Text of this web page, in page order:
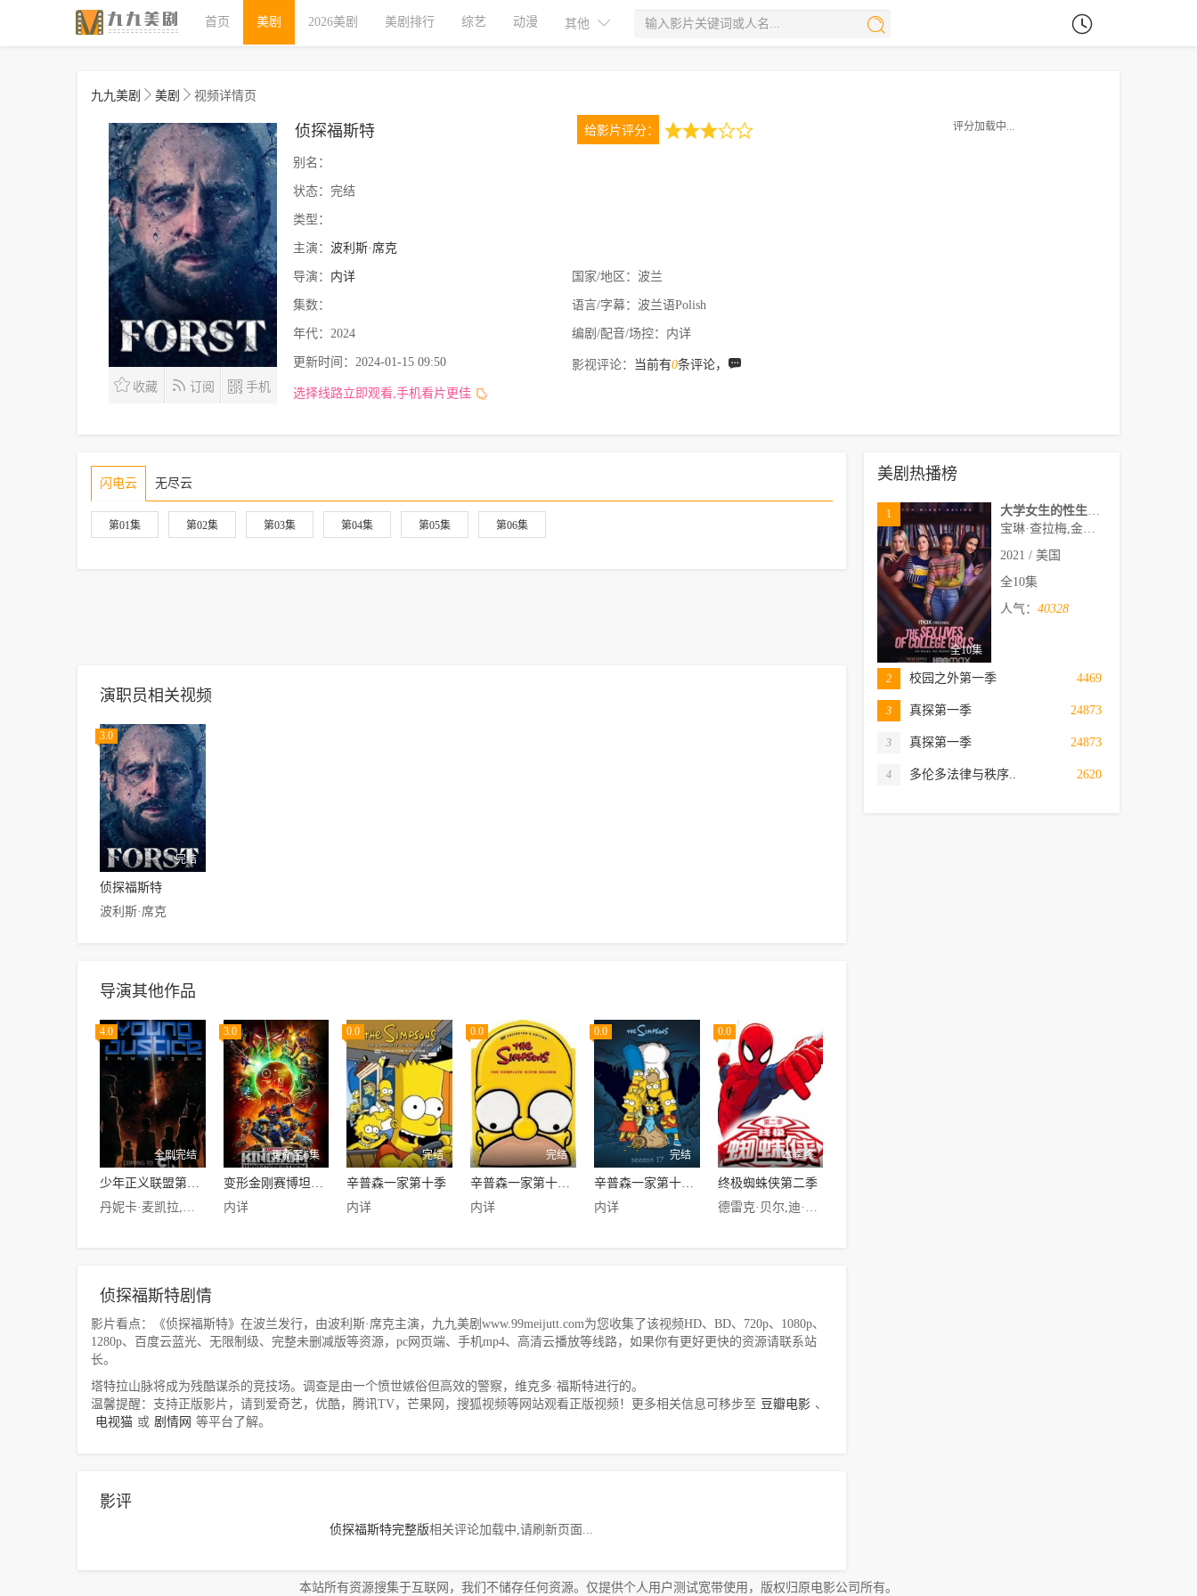
首页 美剧 2026美剧 美剧排行 综艺 动漫 其他
九九美剧 美剧 视频详情页
收藏 订阅 手机
给影片评分：
侦探福斯特
别名：
状态： 完结
类型：
主演： 波利斯·席克
导演： 内详 国家/地区： 波兰
集数： 语言/字幕： 波兰语Polish
年代： 2024 编剧/配音/场控： 内详
更新时间： 2024-01-15 09:50 影视评论： 当前有0条评论，
选择线路立即观看,手机看片更佳
评分加载中...
闪电云 无尽云
第01集 第02集 第03集 第04集 第05集 第06集
演职员相关视频
3.0
完结
侦探福斯特
波利斯·席克
导演其他作品
4.0
全剧完结
少年正义联盟第二季
丹妮卡·麦凯拉,诺兰·诺斯,Jason·Spisak,Cameron·Bowen,莱西·沙伯特,蒂姆·克里,布鲁斯·格林伍德,Logan·Grove
3.0
更新至6集
变形金刚赛博坦之战第三季
内详
0.0
完结
辛普森一家第十季
内详
0.0
完结
辛普森一家第十六季
内详
0.0
完结
辛普森一家第十七季
内详
0.0
本季终
终极蜘蛛侠第二季
德雷克·贝尔,迪·布拉雷·贝克尔,Ogie·Banks
侦探福斯特剧情
影片看点：《侦探福斯特》在波兰发行，由波利斯·席克主演，九九美剧www.99meijutt.com为您收集了该视频HD、BD、720p、1080p、
1280p、百度云蓝光、无限制级、完整未删减版等资源，pc网页端、手机mp4、高清云播放等线路，如果你有更好更快的资源请联系站
长。
塔特拉山脉将成为残酷谋杀的竞技场。调查是由一个愤世嫉俗但高效的警察，维克多·福斯特进行的。
温馨提醒：支持正版影片，请到爱奇艺，优酷，腾讯TV，芒果网，搜狐视频等网站观看正版视频！更多相关信息可移步至 豆瓣电影 、
电视猫 或 剧情网 等平台了解。
影评
侦探福斯特完整版相关评论加载中,请刷新页面...
美剧热播榜
全10集
1
2021 / 美国
全10集
人气：40328
2 校园之外第一季 4469
3 真探第一季 24873
3 真探第一季 24873
4 多伦多法律与秩序.. 2620
本站所有资源搜集于互联网，我们不储存任何资源。仅提供个人用户测试宽带使用，版权归原电影公司所有。